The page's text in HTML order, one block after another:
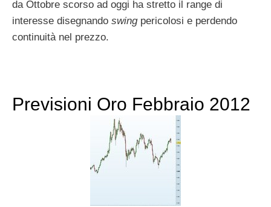
da Ottobre scorso ad oggi ha stretto il range di
interesse disegnando swingpericolosi e perdendo
continuità nel prezzo.
Previsioni Oro Febbraio 2012